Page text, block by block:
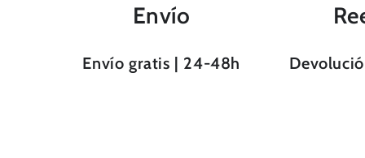
Envío
Envío gratis | 24-48h